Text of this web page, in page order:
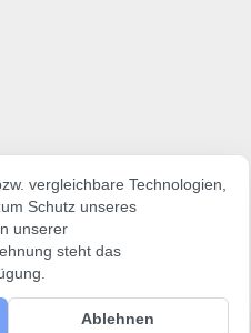
vergleichbare Technologien,
Schutz unseres
unserer
steht das
Ablehnen